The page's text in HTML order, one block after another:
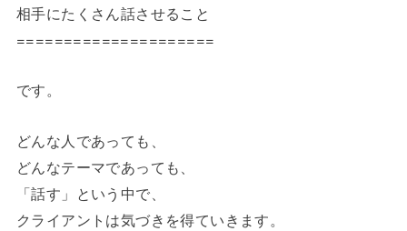
相手にたくさん話させること
=====================
です。
どんな人であっても、
どんなテーマであっても、
「話す」という中で、
クライアントは気づきを得ていきます。